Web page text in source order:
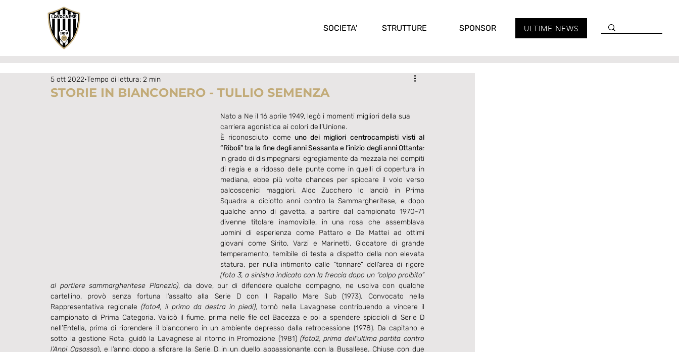
SOCIETA' STRUTTURE SPONSOR ULTIME NEWS
STORIE IN BIANCONERO - TULLIO SEMENZA
5 ott 2022 Tempo di lettura: 2 min
Nato a Ne il 16 aprile 1949, legò i momenti migliori della sua
carriera agonistica ai colori dell’Unione.
È riconosciuto come uno dei migliori centrocampisti visti al
“Riboli” tra la fine degli anni Sessanta e l’inizio degli anni Ottanta:
in grado di disimpegnarsi egregiamente da mezzala nei compiti
di regia e a ridosso delle punte come in quelli di copertura in
mediana, ebbe più volte chances per spiccare il volo verso
palcoscenici maggiori. Aldo Zucchero lo lanciò in Prima
Squadra a diciotto anni contro la Sammargheritese, e dopo
qualche anno di gavetta, a partire dal campionato 1970-71
divenne titolare inamovibile, in una rosa che assemblava
uomini di esperienza come Pattaro e De Mattei ad ottimi
giovani come Sirito, Varzi e Marinetti. Giocatore di grande
temperamento, temibile di testa a dispetto della non elevata
(foto 3, a sinistra indicato con la freccia dopo un “colpo proibito”
al portiere sammargheritese Planezio), da dove, pur di difendere qualche compagno, ne usciva con qualche
cartellino, provò senza fortuna l’assalto alla Serie D con il Rapallo Mare Sub (1973). Convocato nella
Rappresentativa regionale (foto4, il primo da destra in piedi), tornò nella Lavagnese contribuendo a vincere il
campionato di Prima Categoria. Valicò il fiume, prima nelle file del Bacezza e poi a spendere spiccioli di Serie D
nell’Entella, prima di riprendere il bianconero in un ambiente depresso dalla retrocessione (1978). Da capitano e
sotto la gestione Rota, guidò la Lavagnese al ritorno in Promozione (1981) (foto2, prima dell’ultima partita contro
l’Anpi Casassa), e l’anno dopo a sfiorare la Serie D in un duello appassionante con la Busallese. Chiuse con due